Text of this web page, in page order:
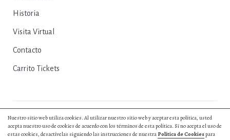
Nuestro sitio web utiliza cookies. Al utilizar nuestro sitio web y aceptar esta política, usted
acepta nuestro uso de cookies de acuerdo con los términos de esta política. Si no acepta el uso de
estas cookies, desactívelas siguiendo las instrucciones de nuestra Política de Cookiespara
Historia
Visita Virtual
Contacto
Carrito Tickets
© 2025, Excmo. Ayto. de Herrera del Duque |Política de Privacidad|
Política de Cookies
Aviso Legal | Entradas y Reservas Diseño web by